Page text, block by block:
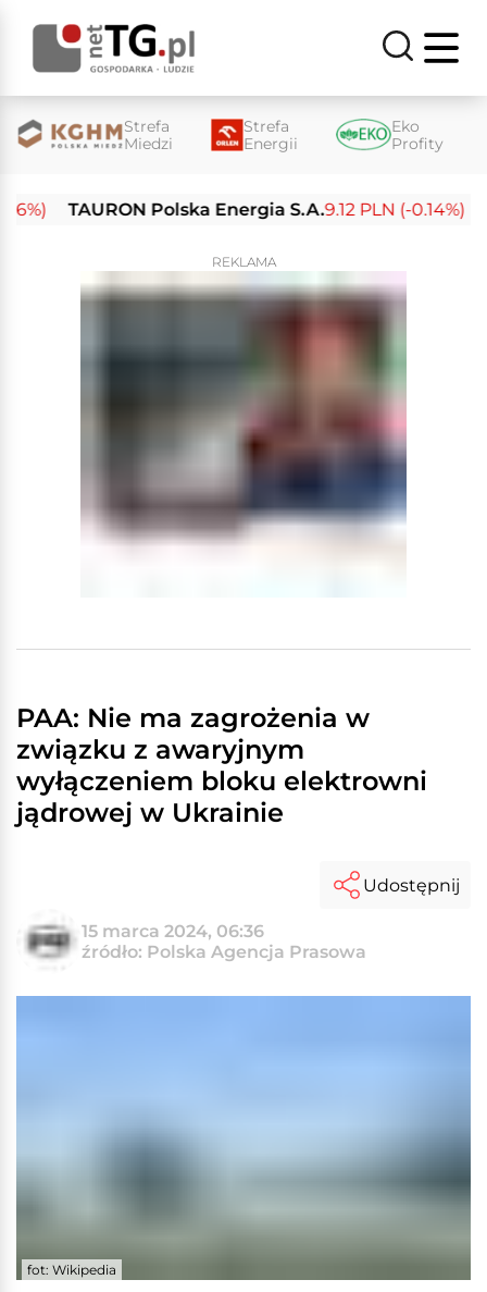
Strefa
Miedzi
Strefa
Energii
Eko
Profity
TAURON Polska Energia S.A.9.12 PLN (-0.14%)
REKLAMA
PAA: Nie ma zagrożenia w
związku z awaryjnym
wyłączeniem bloku elektrowni
jądrowej w Ukrainie
15 marca 2024, 06:36
źródło: Polska Agencja Prasowa
Udostępnij
fot: Wikipedia